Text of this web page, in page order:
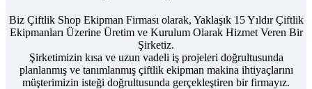
Biz Çiftlik Shop Ekipman Firması olarak, Yaklaşık 15 Yıldır Çiftlik
Ekipmanları Üzerine Üretim ve Kurulum Olarak Hizmet Veren Bir
Şirketiz.
Şirketimizin kısa ve uzun vadeli iş projeleri doğrultusunda
planlanmış ve tanımlanmış çiftlik ekipman makina ihtiyaçlarını
müşterimizin isteği doğrultusunda gerçekleştiren bir firmayız.